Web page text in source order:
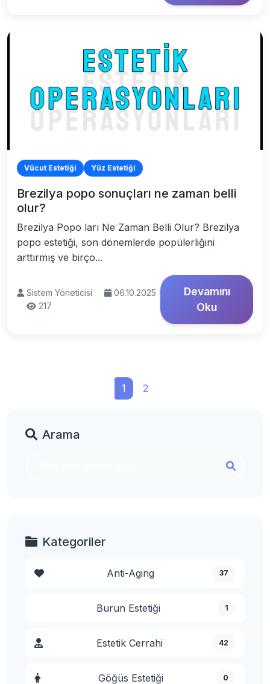
Vücut Estetiği Yüz Estetiği
Brezilya popo sonuçları ne zaman belli
olur?
Brezilya Popo ları Ne Zaman Belli Olur? Brezilya
popo estetiği, son dönemlerde popülerliğini
arttırmış ve birço...
Sistem Yöneticisi
06.10.2025
217
Devamını
Oku
1 2
Arama
Kategoriler
Anti-Aging 37
Burun Estetiği 1
Estetik Cerrahi 42
Göğüs Estetiği 0